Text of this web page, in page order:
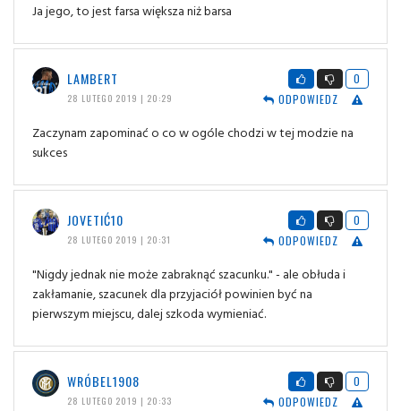
Ja jego, to jest farsa większa niż barsa
LAMBERT
28 LUTEGO 2019 | 20:29
0
ODPOWIEDZ
Zaczynam zapominać o co w ogóle chodzi w tej modzie na
sukces
JOVETIĆ10
28 LUTEGO 2019 | 20:31
0
ODPOWIEDZ
"Nigdy jednak nie może zabraknąć szacunku." - ale obłuda i
zakłamanie, szacunek dla przyjaciół powinien być na
pierwszym miejscu, dalej szkoda wymieniać.
WRÓBEL1908
28 LUTEGO 2019 | 20:33
0
ODPOWIEDZ